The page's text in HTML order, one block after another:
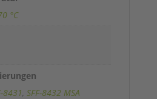
°C
8431, SFF-8432 MSA